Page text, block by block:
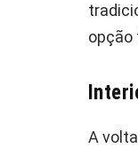
opção
A